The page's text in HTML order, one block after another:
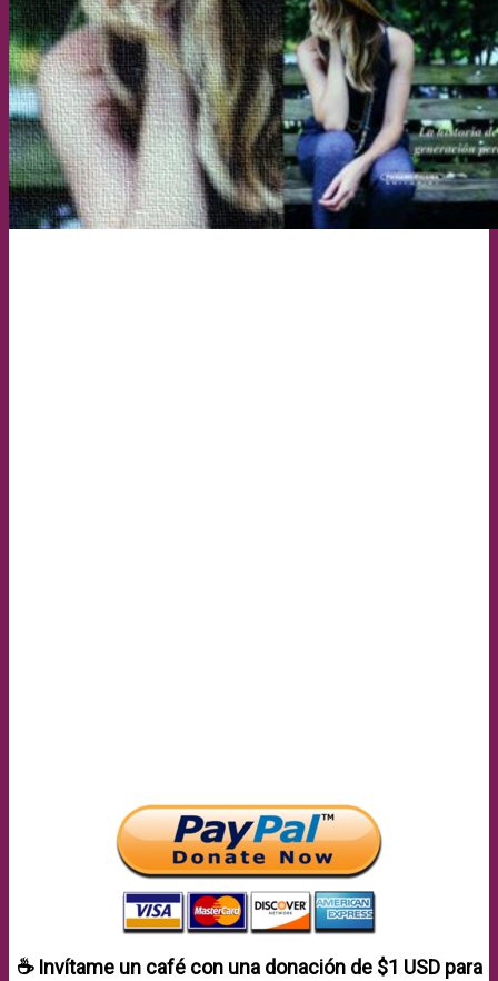
☕ Invítame un café con una donación de $1 USDpara